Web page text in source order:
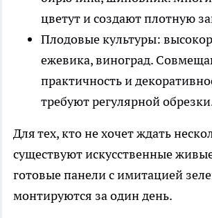
цветут и создают плотную
Плодовые культуры:
ежевика, виноград.
практичность и
требуют регулярной
Для тех, кто не хочет ждать
существуют искусственные
готовые панели с имитацией
монтируются за один день.